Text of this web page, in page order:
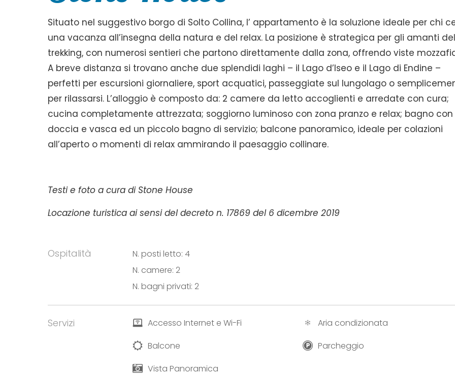
Situato nel suggestivo borgo di Solto Collina, l’ appartamento è la soluzione ideale per chi
una vacanza all’insegna della natura e del relax. La posizione è strategica per gli amanti del
trekking, con numerosi sentieri che partono direttamente dalla zona, offrendo viste
A breve distanza si trovano anche due splendidi laghi – il Lago d’Iseo e il Lago di Endine –
perfetti per escursioni giornaliere, sport acquatici, passeggiate sul lungolago o
per rilassarsi. L’alloggio è composto da: 2 camere da letto accoglienti e arredate con cura;
cucina completamente attrezzata; soggiorno luminoso con zona pranzo e relax; bagno con
doccia e vasca ed un piccolo bagno di servizio; balcone panoramico, ideale per colazioni
all’aperto o momenti di relax ammirando il paesaggio collinare.
Testi e foto a cura di Stone House
Locazione turistica ai sensi del decreto n. 17869 del 6 dicembre 2019
Ospitalità
N. posti letto: 4
N. camere: 2
N. bagni privati: 2
Servizi Accesso Internet e Wi-Fi
Aria condizionata
Balcone
Parcheggio
Vista Panoramica